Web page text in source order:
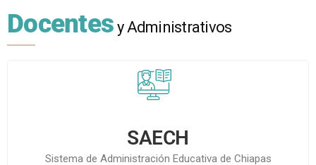
Docentes y Administrativos
SAECH
Sistema de Administración Educativa de Chiapas